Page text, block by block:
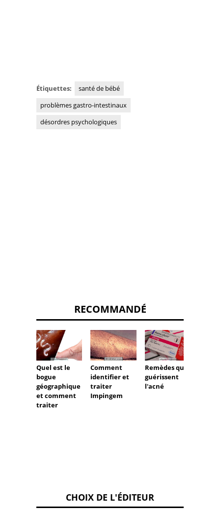
Étiquettes:
santé de bébé
problèmes gastro-intestinaux
désordres psychologiques
RECOMMANDÉ
Quel est le
bogue
géographique
et comment
traiter
Comment
identifier et
traiter
Impingem
Remèdes qui
guérissent
l'acné
CHOIX DE L'ÉDITEUR